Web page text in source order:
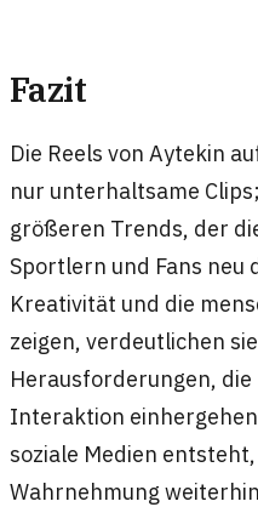
Fazit
Die Reels von Aytekin
nur unterhaltsame
größeren Trends, der
Sportlern und Fans neu
Kreativität und die
zeigen, verdeutlichen
Herausforderungen,
Interaktion
soziale Medien
Wahrnehmung